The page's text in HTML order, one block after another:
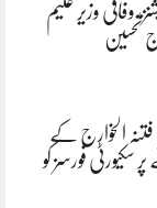
وفاقی وزیر علیم
تحسین
فتنہ الخوارج کے
فورسز کو